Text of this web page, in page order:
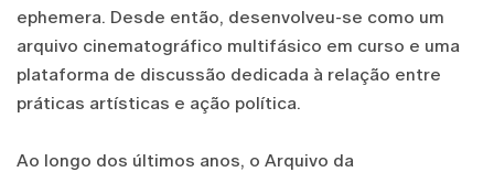
ephemera. Desde então, desenvolveu-se como um
arquivo cinematográfico multifásico em curso e uma
plataforma de discussão dedicada à relação entre
práticas artísticas e ação política.
Ao longo dos últimos anos, o Arquivo da